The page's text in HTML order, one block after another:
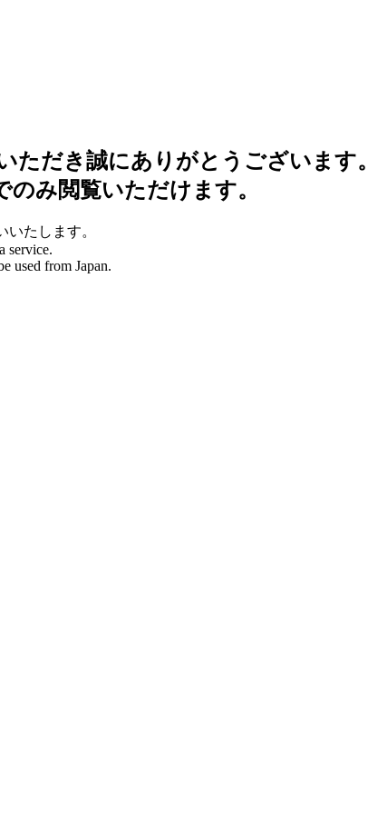
ただき誠にありがとうございます。
み閲覧いただけます。
いたします。
service.
used from Japan.